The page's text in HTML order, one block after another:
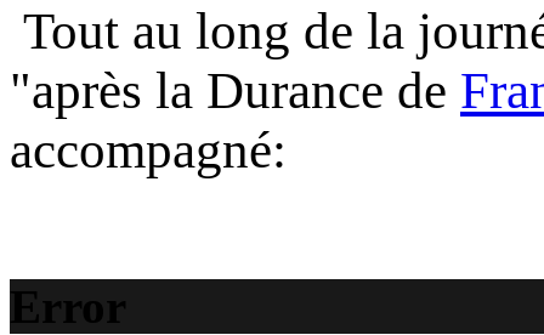
Tout au long de la
"après la Durance de
accompagné:
Error